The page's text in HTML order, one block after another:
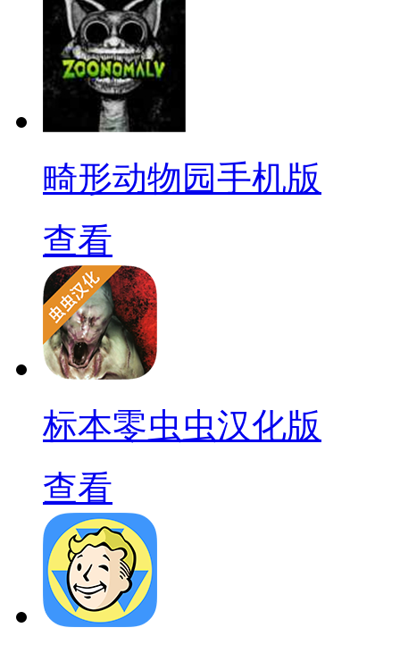
畸形动物园手机版
查看
标本零虫虫汉化版
查看